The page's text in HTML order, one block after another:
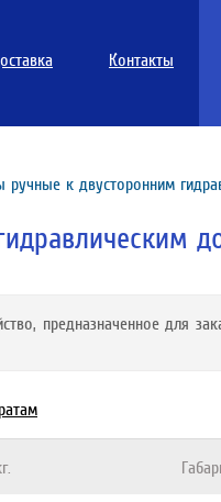
Контакты
ручные к двусторонним
предназначенное для